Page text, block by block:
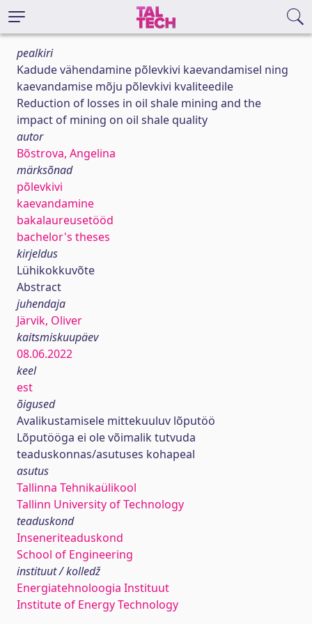
pealkiri
Kadude vähendamine põlevkivi kaevandamisel ning
kaevandamise mõju põlevkivi kvaliteedile
Reduction of losses in oil shale mining and the
impact of mining on oil shale quality
autor
Bõstrova, Angelina
märksõnad
põlevkivi
kaevandamine
bakalaureusetööd
bachelor's theses
kirjeldus
Lühikokkuvõte
Abstract
juhendaja
Järvik, Oliver
kaitsmiskuupäev
08.06.2022
keel
est
õigused
Avalikustamisele mittekuuluv lõputöö
Lõputööga ei ole võimalik tutvuda
teaduskonnas/asutuses kohapeal
asutus
Tallinna Tehnikaülikool
Tallinn University of Technology
teaduskond
Inseneriteaduskond
School of Engineering
instituut / kolledž
Energiatehnoloogia Instituut
Institute of Energy Technology